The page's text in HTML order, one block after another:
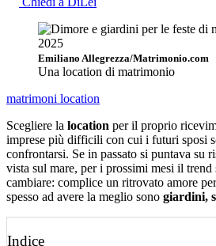
Emiliano Allegrezza/Matrimonio.com
Una location di matrimonio
matrimoni location
Scegliere la location per il proprio
imprese più difficili con cui i futuri sposi
confrontarsi. Se in passato si puntava su
vista sul mare, per i prossimi mesi il trend
cambiare: complice un ritrovato amore
spesso ad avere la meglio sono giardini,
Indice